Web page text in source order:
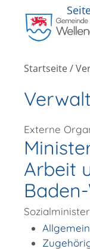
Startseite/
Externe
Arbeit